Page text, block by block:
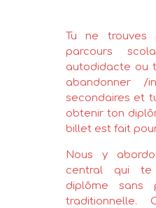
Tu ne
parcours
autodidacte ou
abandonner /
secondaires et
obtenir ton
billet est fait
Nous y
central qui te
diplôme sans
traditionnelle.